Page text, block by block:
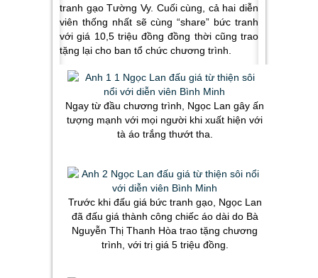
tranh gạo Tường Vy. Cuối cùng, cả hai diễn
viên thống nhất sẽ cùng “share” bức tranh
với giá 10,5 triệu đồng đồng thời cũng trao
tặng lại cho ban tổ chức chương trình.
Ngay từ đầu chương trình, Ngọc Lan gây ấn
tượng mạnh với mọi người khi xuất hiện với
tà áo trắng thướt tha.
Trước khi đấu giá bức tranh gạo, Ngọc Lan
đã đấu giá thành công chiếc áo dài do Bà
Nguyễn Thị Thanh Hòa trao tặng chương
trình, với trị giá 5 triệu đồng.